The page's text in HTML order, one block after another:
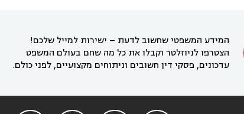
המידע המשפטי שחשוב לדעת – ישירות למייל שלכם!
הצטרפו לניוזלטר וקבלו את כל מה שחם בעולם המשפט
עדכונים, פסקי דין חשובים וניתוחים מקצועיים, לפני כולם.